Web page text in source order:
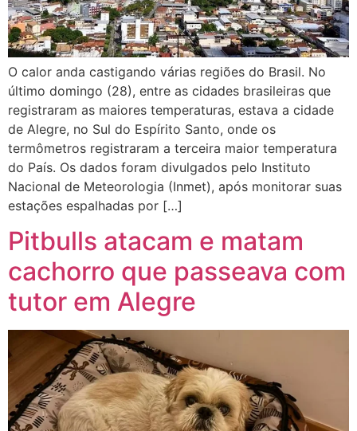
O calor anda castigando várias regiões do Brasil. No
último domingo (28), entre as cidades brasileiras que
registraram as maiores temperaturas, estava a cidade
de Alegre, no Sul do Espírito Santo, onde os
termômetros registraram a terceira maior temperatura
do País. Os dados foram divulgados pelo Instituto
Nacional de Meteorologia (Inmet), após monitorar suas
estações espalhadas por […]
Pitbulls atacam e matam
cachorro que passeava com
tutor em Alegre